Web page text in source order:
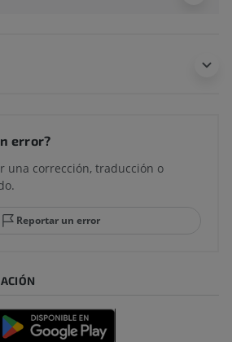
error?
una corrección, traducción o
Reportar un error